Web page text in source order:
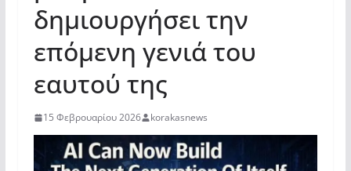
δημιουργήσει την
επόμενη γενιά του
εαυτού της
15 Φεβρουαρίου 2026 korakasnews